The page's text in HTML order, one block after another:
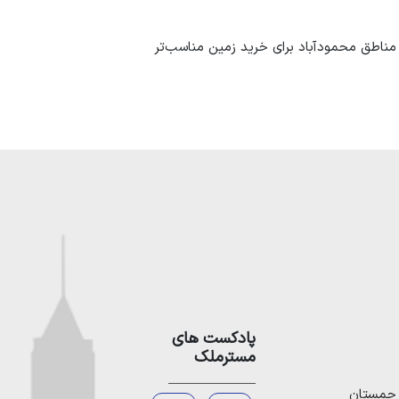
مناطق محمودآباد برای خرید زمین مناسب‌تر
بسیار مهم است. این موارد از قبل باید
پادکست های
مسترملک